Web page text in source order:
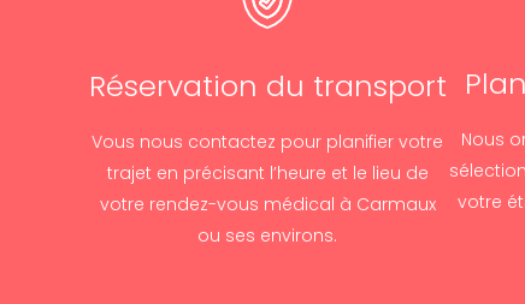
Réservation du transport
Vous nous contactez pour planifier votre
trajet en précisant l’heure et le lieu de
votre rendez-vous médical à Carmaux
ou ses environs.
Nous
votre